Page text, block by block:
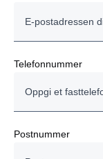
Telefonnummer
Postnummer